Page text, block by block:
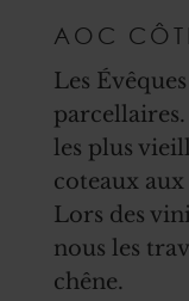
AOC
Les
les plus
coteaux
Lors des
nous les
chêne.